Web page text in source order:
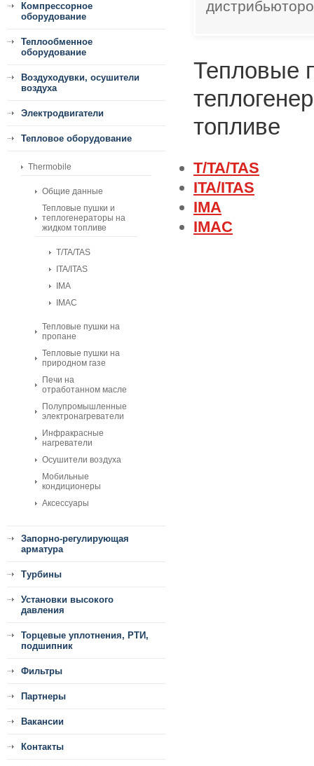
Тепловые
топливе
T/TA/TAS
ITA/ITAS
IMA
IMAC
Компрессорное
оборудование
Теплообменное
оборудование
Воздуходувки, осушители
воздуха
Электродвигатели
Тепловое оборудование
Thermobile
Общие данные
Тепловые пушки и
теплогенераторы на
жидком топливе
T/TA/TAS
ITA/ITAS
IMA
IMAC
Тепловые пушки на
пропане
Тепловые пушки на
природном газе
Печи на
отработанном масле
Полупромышленные
электронагреватели
Инфракрасные
нагреватели
Осушители воздуха
Мобильные
кондиционеры
Аксессуары
Запорно-регулирующая
арматура
Турбины
Установки высокого
давления
Торцевые уплотнения, РТИ,
подшипник
Фильтры
Партнеры
Вакансии
Контакты